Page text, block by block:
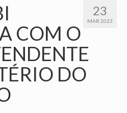
ENTIDADE
23
MAR 2023
COM O
DO